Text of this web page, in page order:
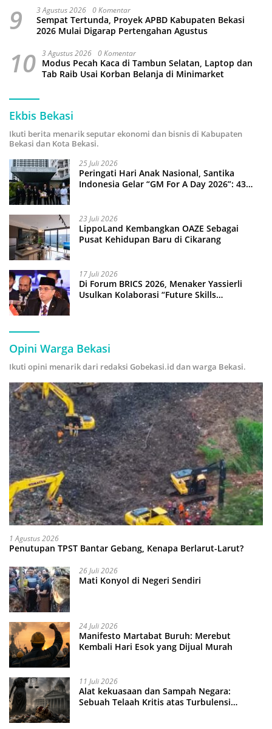
9 3 Agustus 2026 0 Komentar
Sempat Tertunda, Proyek APBD Kabupaten Bekasi
2026 Mulai Digarap Pertengahan Agustus
10 3 Agustus 2026 0 Komentar
Modus Pecah Kaca di Tambun Selatan, Laptop dan
Tab Raib Usai Korban Belanja di Minimarket
Ekbis Bekasi
Ikuti berita menarik seputar ekonomi dan bisnis di Kabupaten
Bekasi dan Kota Bekasi.
25 Juli 2026
Peringati Hari Anak Nasional, Santika
Indonesia Gelar “GM For A Day 2026”: 43
23 Juli 2026
LippoLand Kembangkan OAZE Sebagai
Pusat Kehidupan Baru di Cikarang
17 Juli 2026
Di Forum BRICS 2026, Menaker Yassierli
Usulkan Kolaborasi “Future Skills
Opini Warga Bekasi
Ikuti opini menarik dari redaksi Gobekasi.id dan warga Bekasi.
1 Agustus 2026
Penutupan TPST Bantar Gebang, Kenapa Berlarut-Larut?
26 Juli 2026
Mati Konyol di Negeri Sendiri
24 Juli 2026
Manifesto Martabat Buruh: Merebut
Kembali Hari Esok yang Dijual Murah
11 Juli 2026
Alat kekuasaan dan Sampah Negara:
Sebuah Telaah Kritis atas Turbulensi